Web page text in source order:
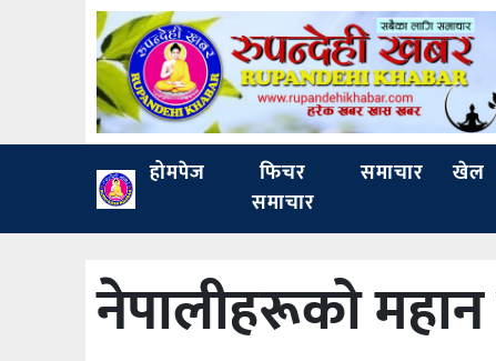
होमपेज
फिचर
समाचार
समाचार खेल
नेपालीहरूको